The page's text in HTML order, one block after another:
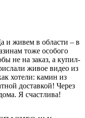
и живем в области – в
тоже особого
не на заказ, а купил-
живое видео из
хотели: камин из
доставкой! Через
Я счастлива!